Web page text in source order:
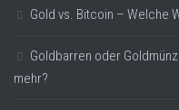
Gold vs. Bitcoin – Welche
Goldbarren oder
mehr?